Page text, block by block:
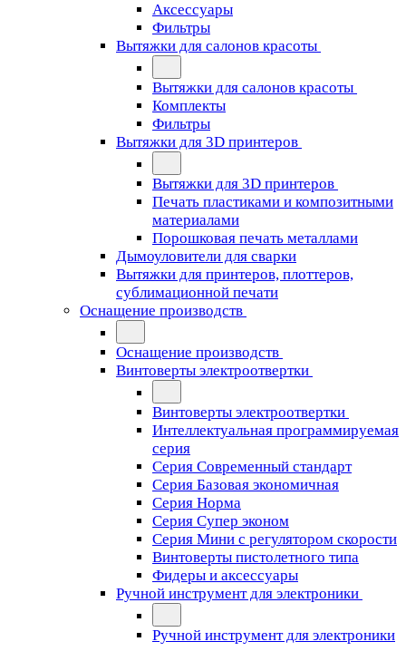
Аксессуары
Фильтры
Вытяжки для салонов красоты
Вытяжки для салонов красоты
Комплекты
Фильтры
Вытяжки для 3D принтеров
Вытяжки для 3D принтеров
Печать пластиками и композитными
материалами
Порошковая печать металлами
Дымоуловители для сварки
Вытяжки для принтеров, плоттеров,
сублимационной печати
Оснащение производств
Оснащение производств
Винтоверты электроотвертки
Винтоверты электроотвертки
Интеллектуальная программируемая
серия
Серия Современный стандарт
Серия Базовая экономичная
Серия Норма
Серия Cупер эконом
Серия Мини с регулятором скорости
Винтоверты пистолетного типа
Фидеры и аксессуары
Ручной инструмент для электроники
Ручной инструмент для электроники